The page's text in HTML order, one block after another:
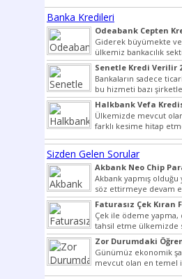
Banka Kredileri
Odeabank Cepten
KREDIM 8444
Giderek büyümekte
ülkemiz bankacılık
bir giriş yapmış olan...
Senetle Kredi Verilir
Bankaların sadece
bu hizmeti bazı
vermektedir. Senetle
Halkbank Vefa
Ülkemizde mevcut
farklı kesime hitap
noktada son...
Sizden Gelen Sorular
Akbank Neo Chip
Kullanılır?
Akbank yapmış
söz ettirmeye devam
potansiyelini arttırmak
Faturasız Çek
Çek ile ödeme
tahsil etme ülkemizde
bir şekilde...
Zor Durumdaki
Yardımı
Günümüz ekonomik
mevcut olan en temel
dahi son derece zor